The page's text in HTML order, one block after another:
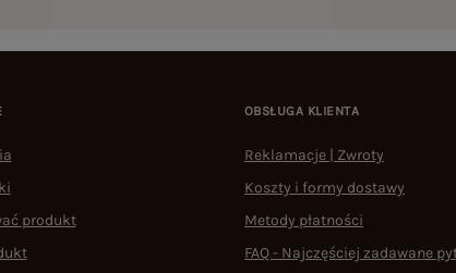
produkt
OBSŁUGA KLIENTA
Reklamacje | Zwroty
Koszty i formy dostawy
Metody płatności
FAQ - Najczęściej zadawane